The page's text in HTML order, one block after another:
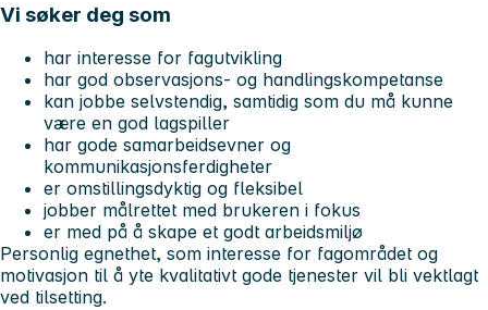
Vi søker deg som
har interesse for fagutvikling
har god observasjons- og handlingskompetanse
kan jobbe selvstendig, samtidig som du må kunne
være en god lagspiller
har gode samarbeidsevner og
kommunikasjonsferdigheter
er omstillingsdyktig og fleksibel
jobber målrettet med brukeren i fokus
er med på å skape et godt arbeidsmiljø
Personlig egnethet, som interesse for fagområdet og
motivasjon til å yte kvalitativt gode tjenester vil bli vektlagt
ved tilsetting.